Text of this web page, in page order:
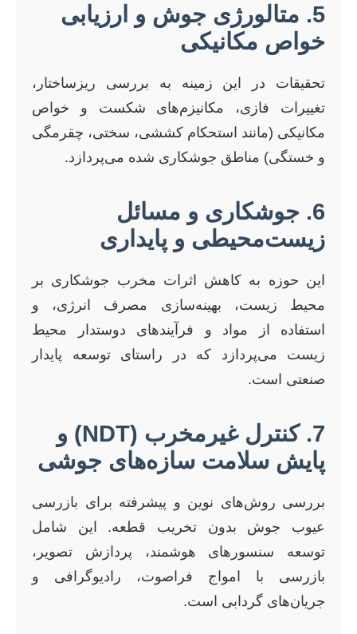
5. متالورژی جوش و ارزیابی
خواص مکانیکی
تحقیقات در این زمینه به بررسی ریزساختار،
تغییرات فازی، مکانیزم‌های شکست و خواص
مکانیکی (مانند استحکام کششی، سختی، چقرمگی
و خستگی) مناطق جوشکاری شده می‌پردازد.
6. جوشکاری و مسائل
زیست‌محیطی و پایداری
این حوزه به کاهش اثرات مخرب جوشکاری بر
محیط زیست، بهینه‌سازی مصرف انرژی، و
استفاده از مواد و فرآیندهای دوستدار محیط
زیست می‌پردازد که در راستای توسعه پایدار
صنعتی است.
7. کنترل غیرمخرب (NDT) و
پایش سلامت سازه‌های جوشی
بررسی روش‌های نوین و پیشرفته برای بازرسی
عیوب جوش بدون تخریب قطعه. این شامل
توسعه سنسورهای هوشمند، پردازش تصویر،
بازرسی با امواج فراصوت، رادیوگرافی و
جریان‌های گردابی است.